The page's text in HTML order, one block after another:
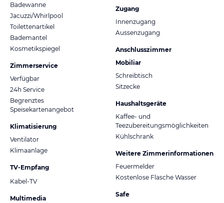
Badewanne
Jacuzzi/Whirlpool
Toilettenartikel
Bademantel
Kosmetikspiegel
Zimmerservice
Verfügbar
24h Service
Begrenztes
Speisekartenangebot
Klimatisierung
Ventilator
Klimaanlage
TV-Empfang
Kabel-TV
Multimedia
Zugang
Innenzugang
Aussenzugang
Anschlusszimmer
Mobiliar
Schreibtisch
Sitzecke
Haushaltsgeräte
Kaffee- und
Teezubereitungsmöglichkeiten
Kühlschrank
Weitere Zimmerinformationen
Feuermelder
Kostenlose Flasche Wasser
Safe